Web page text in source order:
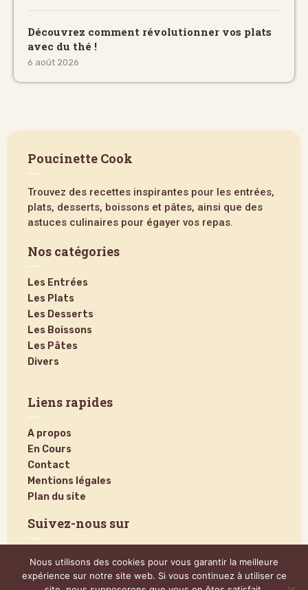
Découvrez comment révolutionner vos plats
avec du thé !
6 août 2026
Poucinette Cook
Trouvez des recettes inspirantes pour les entrées,
plats, desserts, boissons et pâtes, ainsi que des
astuces culinaires pour égayer vos repas.
Nos catégories
Les Entrées
Les Plats
Les Desserts
Les Boissons
Les Pâtes
Divers
Liens rapides
A propos
En Cours
Contact
Mentions légales
Plan du site
Suivez-nous sur
Nous utilisons des cookies pour vous garantir la meilleure
expérience sur notre site web. Si vous continuez à utiliser ce